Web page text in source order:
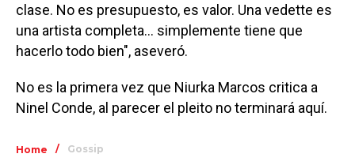
clase. No es presupuesto, es valor. Una vedette es
una artista completa… simplemente tiene que
hacerlo todo bien", aseveró.
No es la primera vez que Niurka Marcos critica a
Ninel Conde, al parecer el pleito no terminará aquí.
Home / Gossip